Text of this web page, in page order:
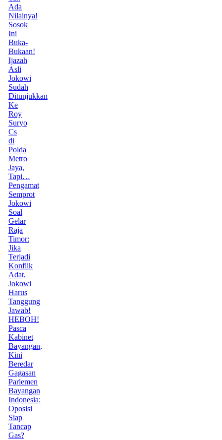
Ada
Nilainya!
Sosok
Ini
Buka-
Bukaan!
Ijazah
Asli
Jokowi
Sudah
Ditunjukkan
Ke
Roy
Suryo
Cs
di
Polda
Metro
Jaya,
Tapi…
Pengamat
Semprot
Jokowi
Soal
Gelar
Raja
Timor:
Jika
Terjadi
Konflik
Adat,
Jokowi
Harus
Tanggung
Jawab!
HEBOH!
Pasca
Kabinet
Bayangan,
Kini
Beredar
Gagasan
Parlemen
Bayangan
Indonesia:
Oposisi
Siap
Tancap
Gas?